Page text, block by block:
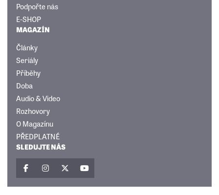
Podpořte nás
E-SHOP
MAGAZÍN
Články
Seriály
Příběhy
Doba
Audio & Video
Rozhovory
O Magazínu
PŘEDPLATNÉ
SLEDUJTE NÁS